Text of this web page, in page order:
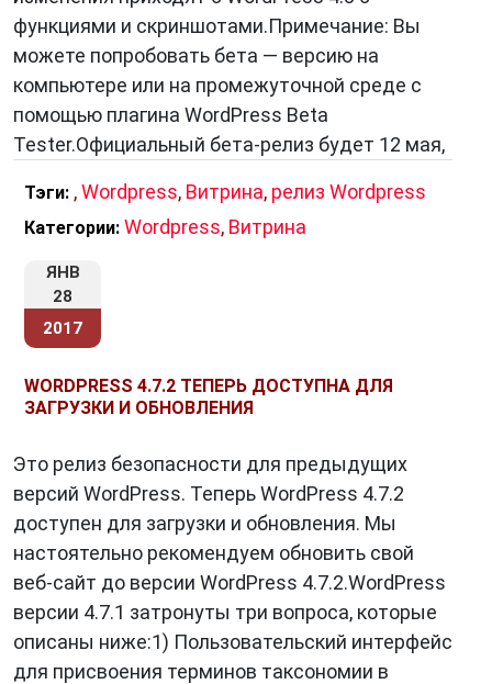
функциями и скриншотами.Примечание: Вы
можете попробовать бета — версию на
компьютере или на промежуточной среде с
помощью плагина WordPress Beta
Tester.Официальный бета-релиз будет 12 мая,
Тэги: ,Wordpress, Витрина, релиз Wordpress
Категории: Wordpress, Витрина
ЯНВ
28
2017
WORDPRESS 4.7.2 ТЕПЕРЬ ДОСТУПНА ДЛЯ
ЗАГРУЗКИ И ОБНОВЛЕНИЯ
Это релиз безопасности для предыдущих
версий WordPress. Теперь WordPress 4.7.2
доступен для загрузки и обновления. Мы
настоятельно рекомендуем обновить свой
веб-сайт до версии WordPress 4.7.2.WordPress
версии 4.7.1 затронуты три вопроса, которые
описаны ниже:1) Пользовательский интерфейс
для присвоения терминов таксономии в